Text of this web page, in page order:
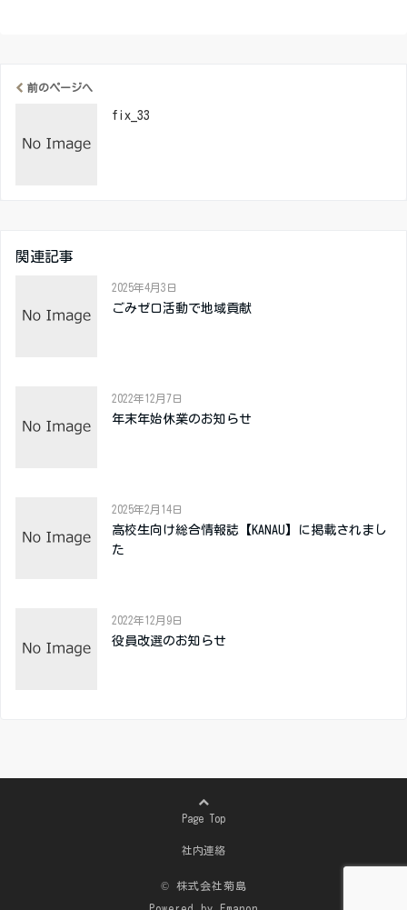
前のページへ
fix_33
関連記事
2025年4月3日
ごみゼロ活動で地域貢献
2022年12月7日
年末年始休業のお知らせ
2025年2月14日
高校生向け総合情報誌【KANAU】に掲載されまし
た
2022年12月9日
役員改選のお知らせ
Page Top
社内連絡
© 株式会社菊島